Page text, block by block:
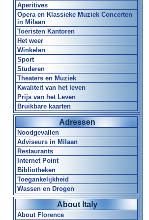
Aperitives
Opera en Klassieke Muziek Concerten
in Milaan
Toeristen Kantoren
Het weer
Winkelen
Sport
Studeren
Theaters en Muziek
Kwaliteit van het leven
Prijs van het Leven
Bruikbare kaarten
Adressen
Noodgevallen
Adviseurs in Milaan
Restaurants
Internet Point
Bibliotheken
Toegankelijkheid
Wassen en Drogen
About Italy
About Florence